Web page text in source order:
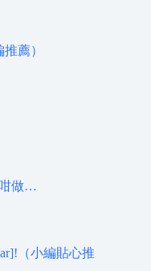
薦）
咁做…
（小編貼心推